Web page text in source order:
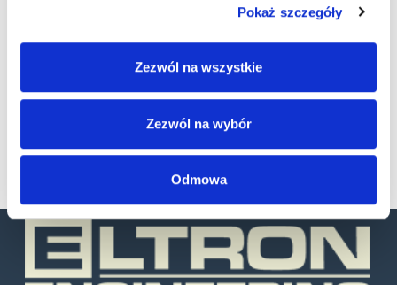
Pokaż szczegóły
Zezwól na wszystkie
Zezwól na wybór
Odmowa
Akcesoria,Skanery stacjonarne